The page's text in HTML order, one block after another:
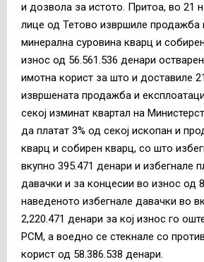
и дозвола за истото. Притоа, во 21
лице од Тетово извршиле продажба
минерална суровина кварц и
износ од 56.561.536 денари
имотна корист за што и доставиле
извршената продажба и
секој изминат квартал на
да платат 3% од секој ископан и
кварц и собирен кварц, со што
вкупно 395.471 денари и избегнале
давачки и за концесии во износ од
наведеното избегнале давачки во
2,220.471 денари за кој износ го
РСМ, а воедно се стекнале со
корист од 58.386.538 денари.